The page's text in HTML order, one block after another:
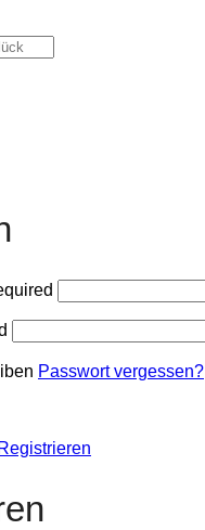
Passwort vergessen?